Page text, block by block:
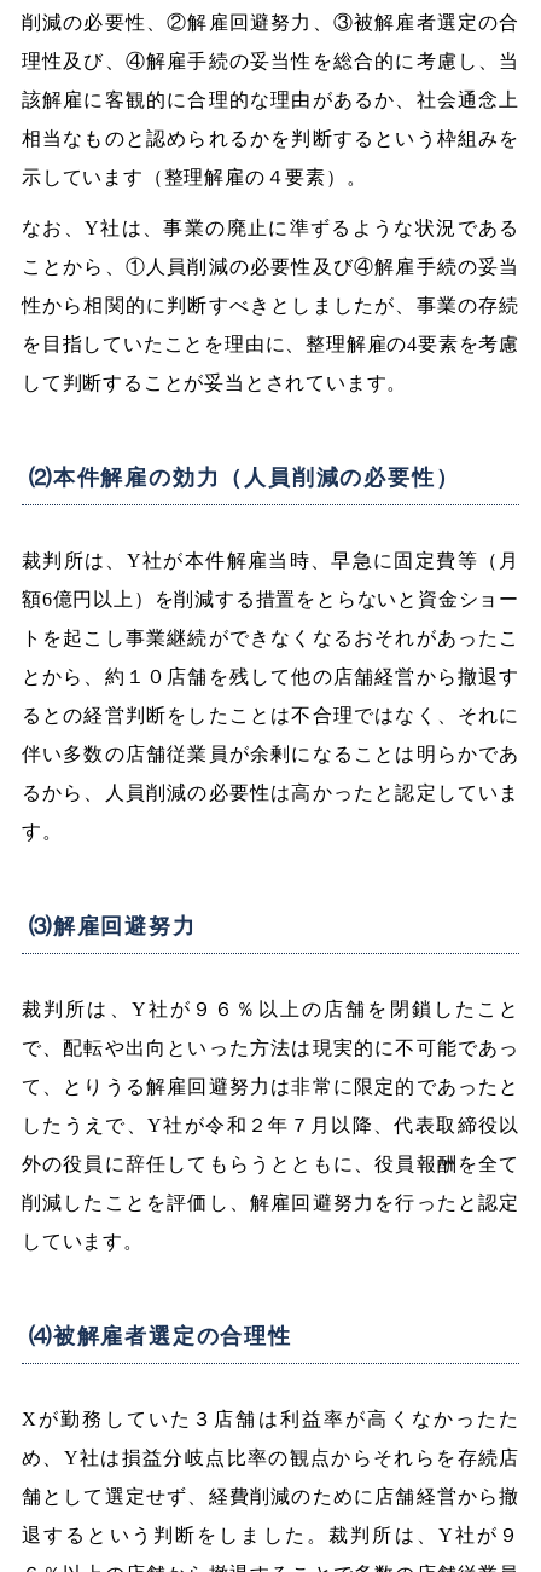
削減の必要性、②解雇回避努力、③被解雇者選定の合
理性及び、④解雇手続の妥当性を総合的に考慮し、当
該解雇に客観的に合理的な理由があるか、社会通念上
相当なものと認められるかを判断するという枠組みを
示しています（整理解雇の４要素）。
なお、Y社は、事業の廃止に準ずるような状況である
ことから、①人員削減の必要性及び④解雇手続の妥当
性から相関的に判断すべきとしましたが、事業の存続
を目指していたことを理由に、整理解雇の4要素を考慮
して判断することが妥当とされています。
⑵本件解雇の効力（人員削減の必要性）
裁判所は、Y社が本件解雇当時、早急に固定費等（月
額6億円以上）を削減する措置をとらないと資金ショー
トを起こし事業継続ができなくなるおそれがあったこ
とから、約１０店舗を残して他の店舗経営から撤退す
るとの経営判断をしたことは不合理ではなく、それに
伴い多数の店舗従業員が余剰になることは明らかであ
るから、人員削減の必要性は高かったと認定していま
す。
⑶解雇回避努力
裁判所は、Y社が９６％以上の店舗を閉鎖したこと
で、配転や出向といった方法は現実的に不可能であっ
て、とりうる解雇回避努力は非常に限定的であったと
したうえで、Y社が令和２年７月以降、代表取締役以
外の役員に辞任してもらうとともに、役員報酬を全て
削減したことを評価し、解雇回避努力を行ったと認定
しています。
⑷被解雇者選定の合理性
Xが勤務していた３店舗は利益率が高くなかったた
め、Y社は損益分岐点比率の観点からそれらを存続店
舗として選定せず、経費削減のために店舗経営から撤
退するという判断をしました。裁判所は、Y社が９